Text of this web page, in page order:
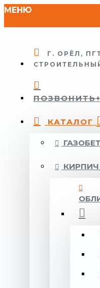
МЕНЮ
Г. ОРЁЛ,
ПОЗВОНИТЬ
КАТАЛОГ
КИРПИЧ